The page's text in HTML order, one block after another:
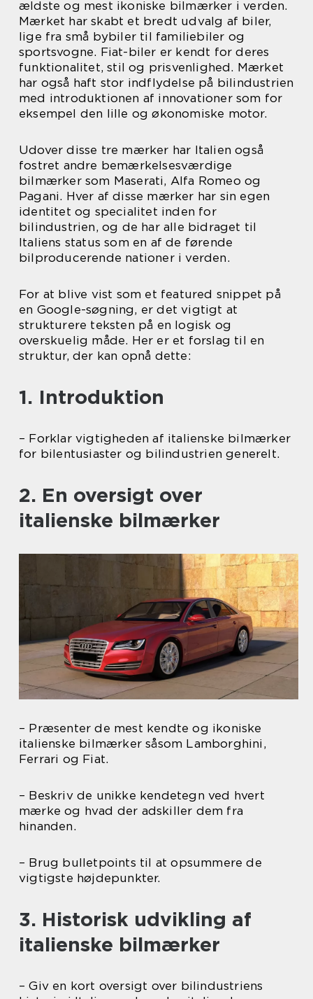
ældste og mest ikoniske bilmærker i verden.
Mærket har skabt et bredt udvalg af biler,
lige fra små bybiler til familiebiler og
sportsvogne. Fiat-biler er kendt for deres
funktionalitet, stil og prisvenlighed. Mærket
har også haft stor indflydelse på bilindustrien
med introduktionen af innovationer som for
eksempel den lille og økonomiske motor.
Udover disse tre mærker har Italien også
fostret andre bemærkelsesværdige
bilmærker som Maserati, Alfa Romeo og
Pagani. Hver af disse mærker har sin egen
identitet og specialitet inden for
bilindustrien, og de har alle bidraget til
Italiens status som en af de førende
bilproducerende nationer i verden.
For at blive vist som et featured snippet på
en Google-søgning, er det vigtigt at
strukturere teksten på en logisk og
overskuelig måde. Her er et forslag til en
struktur, der kan opnå dette:
1. Introduktion
– Forklar vigtigheden af italienske bilmærker
for bilentusiaster og bilindustrien generelt.
2. En oversigt over
italienske bilmærker
– Præsenter de mest kendte og ikoniske
italienske bilmærker såsom Lamborghini,
Ferrari og Fiat.
– Beskriv de unikke kendetegn ved hvert
mærke og hvad der adskiller dem fra
hinanden.
– Brug bulletpoints til at opsummere de
vigtigste højdepunkter.
3. Historisk udvikling af
italienske bilmærker
– Giv en kort oversigt over bilindustriens